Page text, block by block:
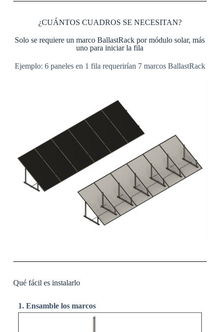
¿CUÁNTOS CUADROS SE NECESITAN?
Solo se requiere un marco BallastRack por módulo solar, más
uno para iniciar la fila
Ejemplo: 6 paneles en 1 fila requerirían 7 marcos BallastRack
Qué fácil es instalarlo
1. Ensamble los marcos